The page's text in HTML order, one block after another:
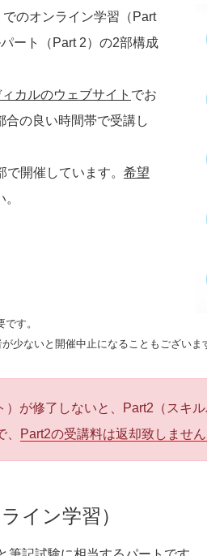
のオンライン学習（Part
ート（Part 2）の2部構成
カルのウェブサイト でお
合の良い時間帯で受講し
開催しています。 希望
す。
少ないと開催中止になることもございま
が修了しないと、Part2（スキ
Part2の受講料は返却致しません
イン学習）